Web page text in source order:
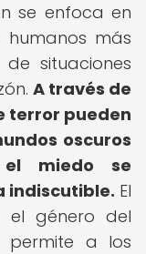
se enfoca en
humanos más
situaciones
A través de
terror pueden
oscuros
el miedo se
indiscutible. El
género del
permite a los